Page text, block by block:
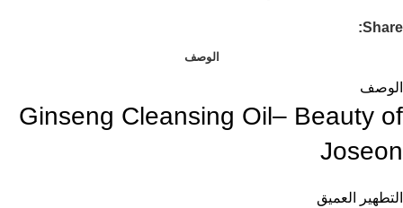
Share:
الوصف
الوصف
Ginseng Cleansing Oil– Beauty of
Joseon
التطهير العميق